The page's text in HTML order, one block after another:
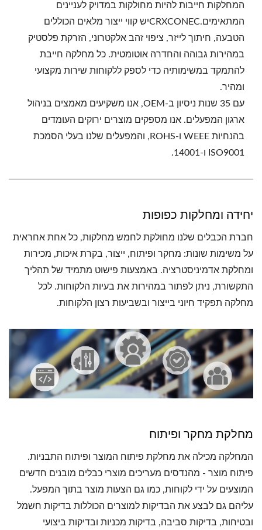
המחלקות חייבות להיות מחולקות במדויק לעניינים
המתאימים.CRXCONECיש קווי ייצור מלאים הכוללים
הטבעה, חיתוך לייזר, ציפוי זהב אלקטרוני, הזרקת פלסטיק
במהירות גבוהה והחדרה אוטומטית. כל מחלקה חייבת
להתמקד במשימותיה כדי לספק ללקוחות שירות מקצועי
ומהיר.
עם 35 שנות ניסיון ב-OEM, אנו משקיעים מאמצים בניהול
ארגון המפעלים. אנו מספקים מוצרים ירוקים העומדים
בהנחיות WEEE ו-ROHS, והמפעלים שלנו בעלי הסמכת
ISO9001 ו-14001.
יחידה ומחלקות כפופות
חברת הכבלים שלנו מחולקת לחמש מחלקות, כל אחת אחראית
על משימות שונות: מחקר ופיתוח, ייצור, בקרת איכות, מכירות
ומחלקת אדמיניסטרציה. באמצעות פישוט מתמיד של תהליך
התקשורת, ניתן לפתור במהירות את בעיות הלקוחות. לכל
מחלקה תפקיד חיוני בייצור ובשביעות רצון הלקוחות.
מחלקת מחקר ופיתוח
המחלקה מכילה את מחלקת פיתוח המוצר ופיתוח התבניות.
פיתוח מוצר - מהנדסים מעריכים מוצרי כבלים מובנים חדשים
המוצעים על ידי לקוחות, כמו גם הצעות מוצר בתוך המפעל.
עליהם גם לבצע את הבדיקות למוצרים הכוללות בדיקות חשמל
ובטיחות, בדיקות סביבה, בדיקות מכניות ובדיקות ביצועי